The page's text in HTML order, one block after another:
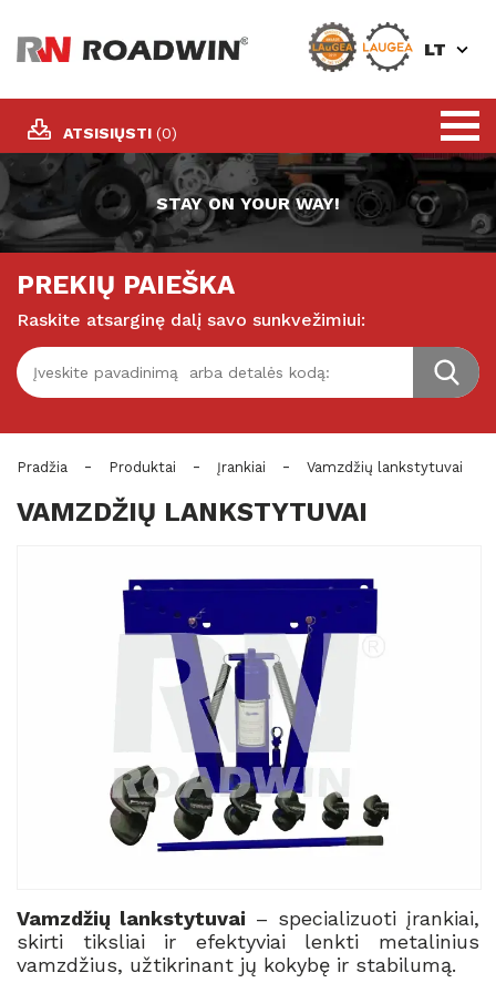
ATSISIŲSTI (0)
LT
STAY ON YOUR WAY!
PREKIŲ PAIEŠKA
Raskite atsarginę dalį savo sunkvežimiui:
Pradžia - Produktai - Įrankiai - Vamzdžių lankstytuvai
VAMZDŽIŲ LANKSTYTUVAI
Vamzdžių lankstytuvai – specializuoti įrankiai,
skirti tiksliai ir efektyviai lenkti metalinius
vamzdžius, užtikrinant jų kokybę ir stabilumą.